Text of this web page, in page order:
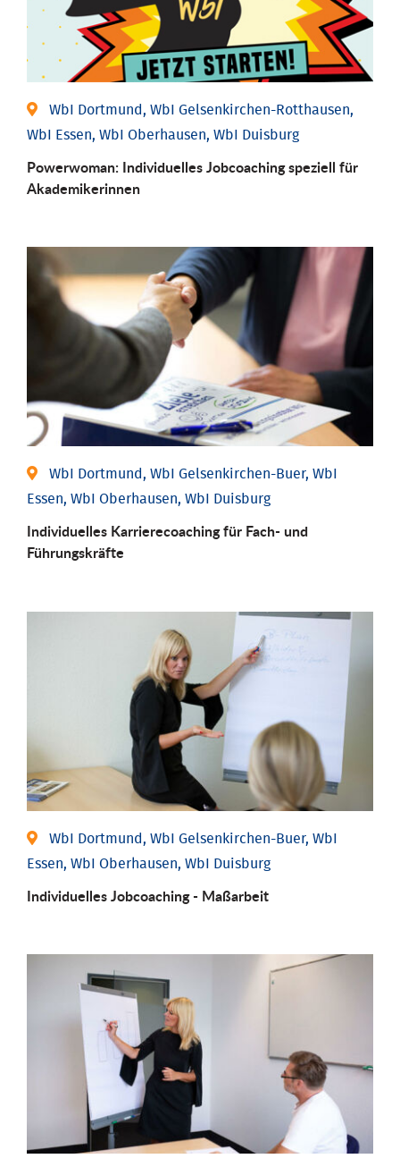
WbI Dortmund, WbI Gelsenkirchen-Rotthausen,
WbI Essen, WbI Oberhausen, WbI Duisburg
Powerwoman: Individu­elles Job­coaching speziell für
Aka­demiker­innen
WbI Dortmund, WbI Gelsenkirchen-Buer, WbI
Essen, WbI Oberhausen, WbI Duisburg
Individu­elles Karrierecoaching für Fach-­ und
Führungs­kräfte
WbI Dortmund, WbI Gelsenkirchen-Buer, WbI
Essen, WbI Oberhausen, WbI Duisburg
Individu­elles Job­coaching - Maßarbeit